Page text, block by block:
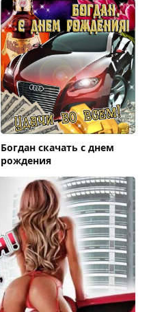
Богдан скачать с днем
рождения